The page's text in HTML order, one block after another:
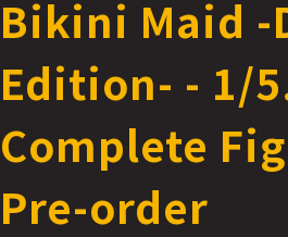
Bikini Maid -
Edition- - 1/
Complete
Pre-order